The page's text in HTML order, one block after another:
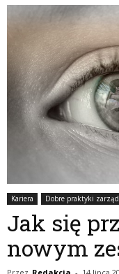
Kariera Dobre praktyki
Jak się
nowym